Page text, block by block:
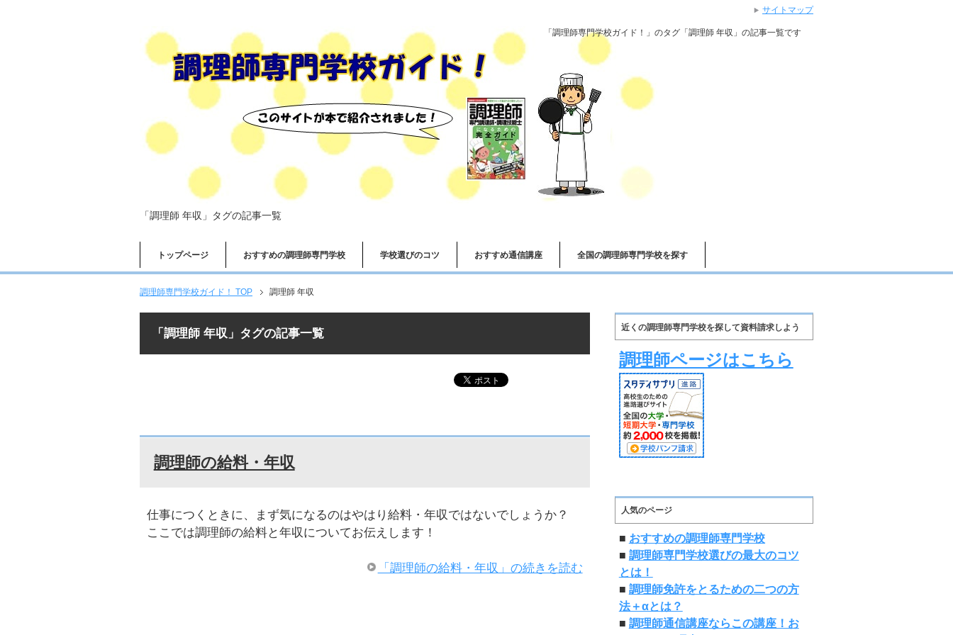
「調理師 年収」タグの記事一覧
「調理師専門学校ガイド！」のタグ「調理師 年収」の記事一覧です
トップページ おすすめの調理師専門学校 学校選びのコツ おすすめ通信講座 全国の調理師専門学校を探す
調理師専門学校ガイド！ TOP 調理師 年収
「調理師 年収」タグの記事一覧
調理師の給料・年収
仕事につくときに、まず気になるのはやはり給料・年収ではないでしょうか？
ここでは調理師の給料と年収についてお伝えします！
「調理師の給料・年収」の続きを読む
近くの調理師専門学校を探して資料請求しよう
調理師ページはこちら
人気のページ
■ おすすめの調理師専門学校
■ 調理師専門学校選びの最大のコツ
とは！
■ 調理師免許をとるための二つの方
法＋αとは？
■ 調理師通信講座ならこの講座！お
サイトマップ